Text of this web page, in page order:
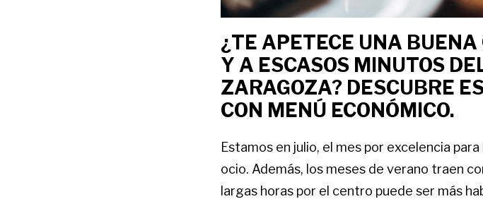
¿TE APETECE UNA
Y A ESCASOS MINUTOS
ZARAGOZA? DESCUBRE
CON MENÚ ECONÓMICO.
Estamos en julio, el mes por excelencia
ocio. Además, los meses de verano traen
largas horas por el centro puede ser más